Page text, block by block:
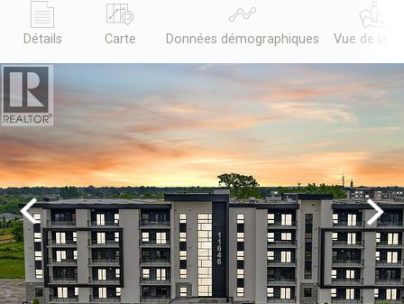
Détails Carte Données démographiques Vue de la
Previous Next